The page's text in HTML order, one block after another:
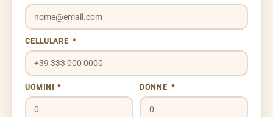
CELLULARE *
UOMINI * DONNE *